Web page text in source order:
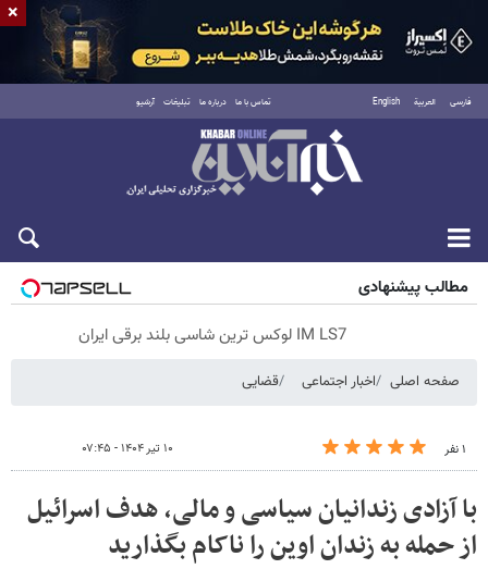
فارسی العربية English تماس با ما درباره ما تبلیغات آرشیو
پنجشنبه ۱۵ مرداد ۱۴۰۵
مطالب پیشنهادی
IM LS7 لوکس ترین شاسی بلند برقی ایران
صفحه اصلی اخبار اجتماعی قضایی
۱ نفر ۱۰ تیر ۱۴۰۴ - ۰۷:۴۵
با آزادی زندانیان سیاسی و مالی، هدف اسرائیل
از حمله به زندان اوین را ناکام بگذارید
×